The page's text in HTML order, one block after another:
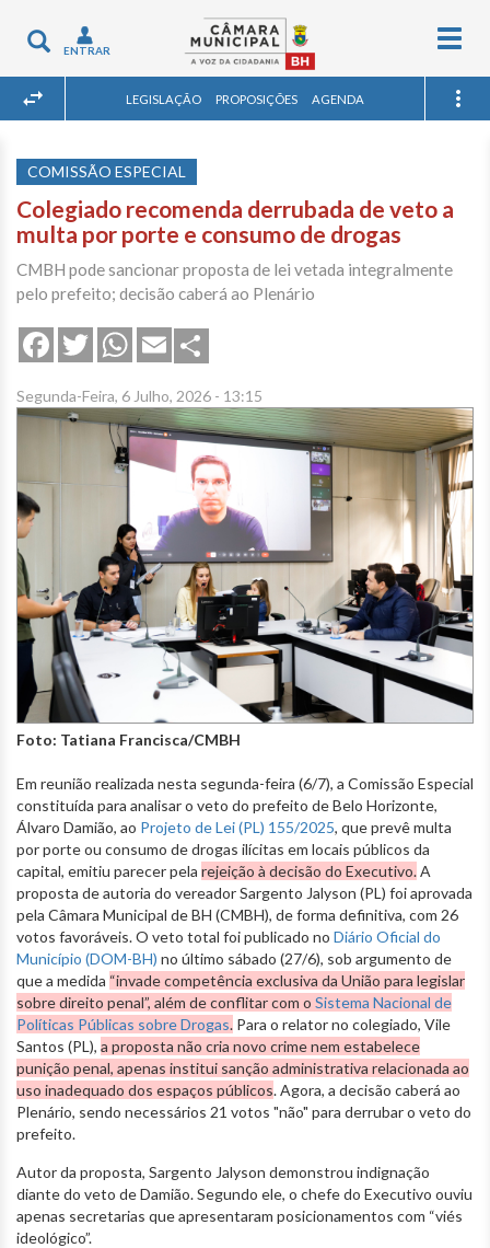
Toggle
navigation
ENTRAR
LEGISLAÇÃO PROPOSIÇÕES AGENDA
COMISSÃO ESPECIAL
Colegiado recomenda derrubada de veto a
multa por porte e consumo de drogas
CMBH pode sancionar proposta de lei vetada integralmente
pelo prefeito; decisão caberá ao Plenário
FacebookTwitterWhatsApp
Email
Segunda-Feira, 6 Julho, 2026 - 13:15
Foto: Tatiana Francisca/CMBH
Em reunião realizada nesta segunda-feira (6/7), a Comissão Especial
constituída para analisar o veto do prefeito de Belo Horizonte,
Álvaro Damião, ao Projeto de Lei (PL) 155/2025, que prevê multa
por porte ou consumo de drogas ilícitas em locais públicos da
capital, emitiu parecer pela rejeição à decisão do Executivo.A
proposta de autoria do vereador Sargento Jalyson (PL) foi aprovada
pela Câmara Municipal de BH (CMBH), de forma definitiva, com 26
votos favoráveis. O veto total foi publicado no Diário Oficial do
Município (DOM-BH) no último sábado (27/6), sob argumento de
que a medida “invade competência exclusiva da União para legislar
sobre direito penal”, além de conflitar com o Sistema Nacional de
Políticas Públicas sobre Drogas. Para o relator no colegiado, Vile
Santos (PL), a proposta não cria novo crime nem estabelece
punição penal, apenas institui sanção administrativa relacionada ao
uso inadequado dos espaços públicos. Agora, a decisão caberá ao
Plenário, sendo necessários 21 votos "não" para derrubar o veto do
prefeito.
Autor da proposta, Sargento Jalyson demonstrou indignação
diante do veto de Damião. Segundo ele, o chefe do Executivo ouviu
apenas secretarias que apresentaram posicionamentos com “viés
ideológico”.